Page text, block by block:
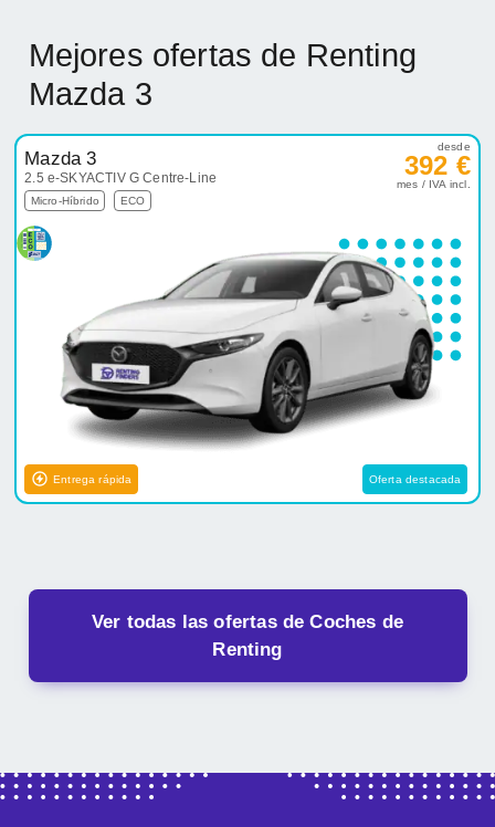
Mejores ofertas de Renting
Mazda 3
Mazda 3
2.5 e-SKYACTIV G Centre-Line
Micro-Híbrido ECO
desde
392 €
mes / IVA incl.
Entrega rápida Oferta destacada
Ver todas las ofertas de Coches de
Renting